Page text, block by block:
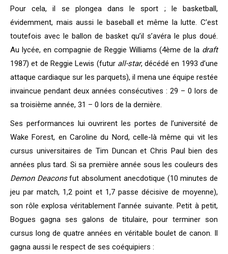
Pour cela, il se plongea dans le sport ; le basketball,
évidemment, mais aussi le baseball et même la lutte. C’est
toutefois avec le ballon de basket qu’il s’avéra le plus doué.
Au lycée, en compagnie de Reggie Williams (4ème de la draft
1987) et de Reggie Lewis (futur all-star, décédé en 1993 d’une
attaque cardiaque sur les parquets), il mena une équipe restée
invaincue pendant deux années consécutives : 29 – 0 lors de
sa troisième année, 31 – 0 lors de la dernière.
Ses performances lui ouvrirent les portes de l’université de
Wake Forest, en Caroline du Nord, celle-là même qui vit les
cursus universitaires de Tim Duncan et Chris Paul bien des
années plus tard. Si sa première année sous les couleurs des
Demon Deaconsfut absolument anecdotique (10 minutes de
jeu par match, 1,2 point et 1,7 passe décisive de moyenne),
son rôle explosa véritablement l’année suivante. Petit à petit,
Bogues gagna ses galons de titulaire, pour terminer son
cursus long de quatre années en véritable boulet de canon. Il
gagna aussi le respect de ses coéquipiers :